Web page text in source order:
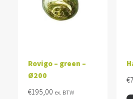
Rovigo – green –
Ø200
€195,00 ex. BTW
€